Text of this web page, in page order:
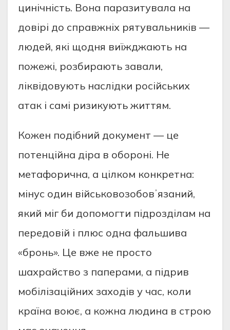
цинічність. Вона паразитувала на
довірі до справжніх рятувальників —
людей, які щодня виїжджають на
пожежі, розбирають завали,
ліквідовують наслідки російських
атак і самі ризикують життям.
Кожен подібний документ — це
потенційна діра в обороні. Не
метафорична, а цілком конкретна:
мінус один військовозобовʼязаний,
який міг би допомогти підрозділам на
передовій і плюс одна фальшива
«бронь». Це вже не просто
шахрайство з паперами, а підрив
мобілізаційних заходів у час, коли
країна воює, а кожна людина в строю